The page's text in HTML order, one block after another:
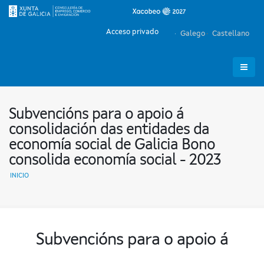
Galego Castellano
Acceso privado
Subvencións para o apoio á
consolidación das entidades da
economía social de Galicia Bono
consolida economía social - 2023
INICIO
Subvencións para o apoio á